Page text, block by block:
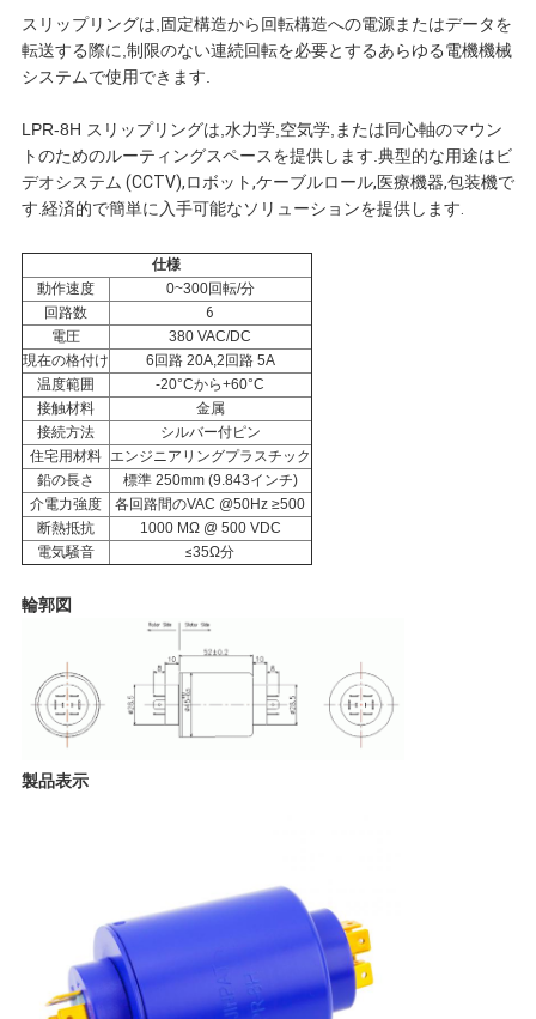
絡
し
な
さ
い
引
用
を
要
求
し
さ
い
PRIVACY
スリップリングは,固定構造から回転構造への電源またはデータを
転送する際に,制限のない連続回転を必要とするあらゆる電機機械
システムで使用できます.
LPR-8H スリップリングは,水力学,空気学,または同心軸のマウン
トのためのルーティングスペースを提供します.典型的な用途はビ
デオシステム (CCTV),ロボット,ケーブルロール,医療機器,包装機で
す.経済的で簡単に入手可能なソリューションを提供します.
仕様
動作速度
0~300回転/分
回路数
6
電圧
380 VAC/DC
現在の格付け
6回路 20A,2回路 5A
温度範囲
-20°Cから+60°C
接触材料
金属
接続方法
シルバー付ピン
住宅用材料 エンジニアリングプラスチック
鉛の長さ
標準 250mm (9.843インチ)
介電力強度
各回路間のVAC @50Hz ≥500
断熱抵抗
1000 MΩ @ 500 VDC
電気騒音
≤35Ω分
輪郭図
製品表示